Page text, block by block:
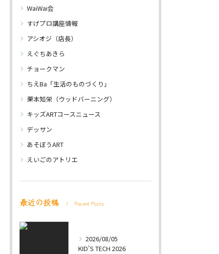
WaiWai会
すげプロ講座情報
アシオジ（店長）
えぐちあきら
チョークマン
ちえBa「生活のものづくり」
栗本知栄（ウッドバーニング）
キッズARTコースニュース
デッサン
あそぼうART
えいごのアトリエ
最近の投稿 Recent Posts
2026/08/05
KID’S TECH 2026